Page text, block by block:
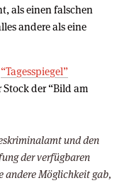
als einen falschen
andere als eine
“Tagesspiegel”
der “Bild am
und den
der verfügbaren
andere Möglichkeit gab,